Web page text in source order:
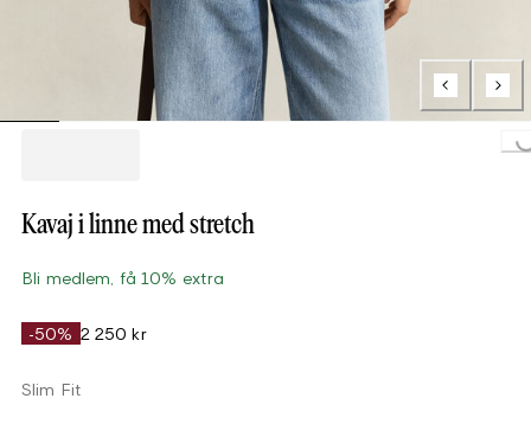
Loading...
Kavaj i linne med stretch
Bli medlem, få 10% extra
-50% 2 250 kr
Slim Fit